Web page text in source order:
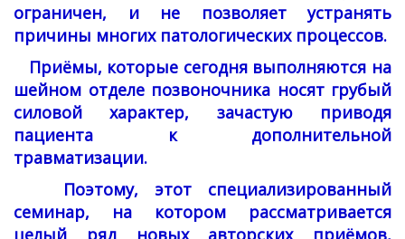
ограничен, и не позволяет устранять
причины многих патологических процессов.
Приёмы, которые сегодня выполняются на
шейном отделе позвоночника носят грубый
силовой характер, зачастую приводя
пациента к дополнительной
травматизации.
Поэтому, этот специализированный
семинар, на котором рассматривается
целый ряд новых авторских приёмов,